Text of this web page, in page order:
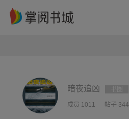
暗夜追凶
成员 1011 帖子 344